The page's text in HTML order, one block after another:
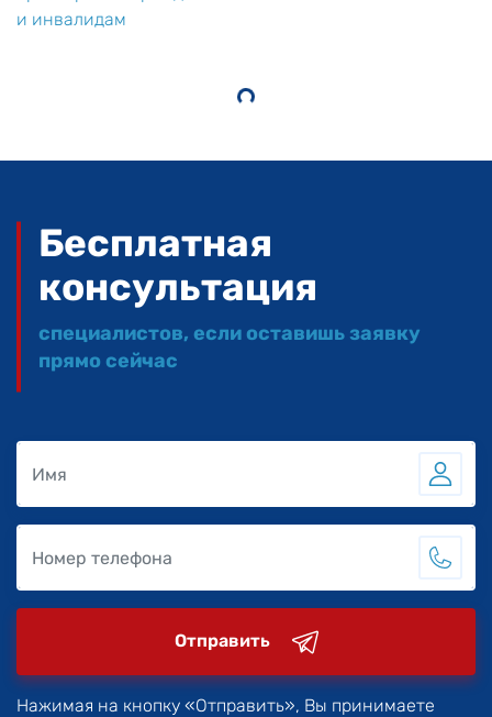
и инвалидам
Бесплатная
консультация
специалистов, если оставишь заявку
прямо сейчас
Отправить
Нажимая на кнопку «Отправить», Вы принимаете